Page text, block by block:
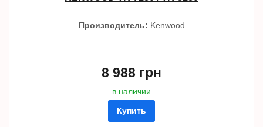
Производитель: Kenwood
8 988 грн
в наличии
Купить